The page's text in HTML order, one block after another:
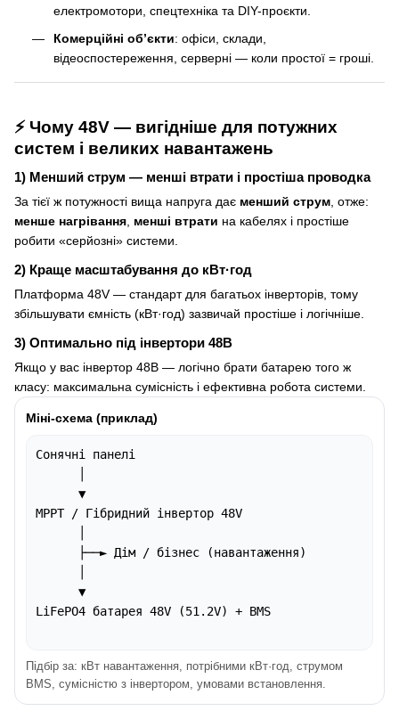
електромотори, спецтехніка та DIY-проєкти.
Комерційні об’єкти: офіси, склади,
відеоспостереження, серверні — коли простої = гроші.
⚡ Чому 48V — вигідніше для потужних
систем і великих навантажень
1) Менший струм — менші втрати і простіша проводка
За тієї ж потужності вища напруга дає менший струм , отже:
менше нагрівання менші втрати на кабелях і простіше
робити «серйозні» системи.
2) Краще масштабування до кВт·год
Платформа 48V — стандарт для багатьох інверторів, тому
збільшувати ємність (кВт·год) зазвичай простіше і логічніше.
3) Оптимально під інвертори 48В
Якщо у вас інвертор 48В — логічно брати батарею того ж
класу: максимальна сумісність і ефективна робота системи.
Міні-схема (приклад)
Сонячні панелі
      ▼
MPPT / Гібридний інвертор 48V
      ├──► Дім / бізнес (навантаження)
      ▼
LiFePO4 батарея 48V (51.2V) + BMS
Підбір за: кВт навантаження, потрібними кВт·год, струмом
BMS, сумісністю з інвертором, умовами встановлення.